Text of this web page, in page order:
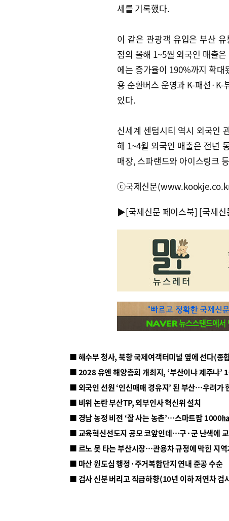
세를 기록했다.
이 같은 관광객 유입은 부산
점의 올해 1~5월 외국인 매출
에는 증가율이 190%까지 확
용 순환버스 운영과 K-패션·K-
있다.
신세계 센텀시티 역시 외국인
해 1~4월 외국인 매출은 전년
매장, 스파랜드와 아이스링크
ⓒ국제신문
▶[국제신문 페이스북] [국제신
■ 해수부 청사, 북항 국제여객터미널 옆에 선다(종
■ 2028 유엔 해양총회 개최지, ‘부산이냐 제주냐’
■ 외국인 선원 ‘인신매매 경유지’ 된 부산…우려가
■ 비위 논란 부산TP, 외부인사 혁신위 설치
■ 르노 못 타는 부산시장…관용차 규정에 막힌 지역
■ 마산 원도심 행정·주거복합단지 연내 준공 수순